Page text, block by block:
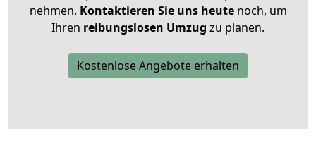
nehmen. Kontaktieren Sie uns heutenoch, um
Ihren reibungslosen Umzug zu planen.
Kostenlose Angebote erhalten